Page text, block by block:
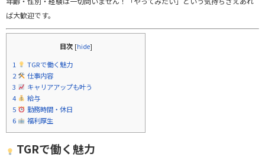
ば大歓迎です。
目次 [hide]
1
TGRで働く魅力
2
仕事内容
3
キャリアアップも叶う
4
給与
5
勤務時間・休日
6
福利厚生
TGRで働く魅力